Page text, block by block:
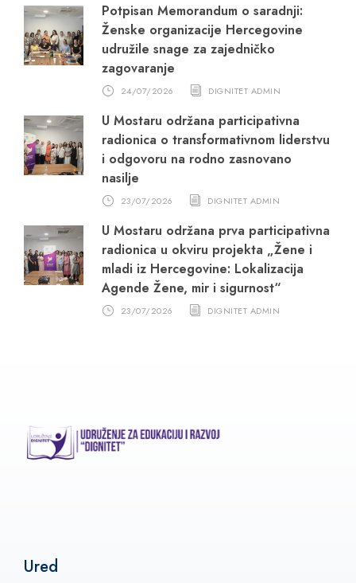
Potpisan Memorandum o saradnji:
Ženske organizacije Hercegovine
udružile snage za zajedničko
zagovaranje
24/07/2026 DIGNITET ADMIN
U Mostaru održana participativna
radionica o transformativnom liderstvu
i odgovoru na rodno zasnovano
nasilje
23/07/2026 DIGNITET ADMIN
U Mostaru održana prva participativna
radionica u okviru projekta „Žene i
mladi iz Hercegovine: Lokalizacija
Agende Žene, mir i sigurnost“
23/07/2026 DIGNITET ADMIN
Ured